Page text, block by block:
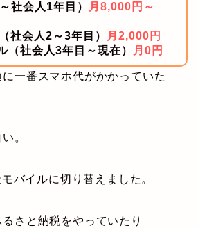
社会人1年目）
月8,000円～
社会人2～3年目）
月2,000円
（社会人3年目～現在）
月0円
一番スマホ代がかかっていた
。
バイルに切り替えました。
さと納税をやっていたり